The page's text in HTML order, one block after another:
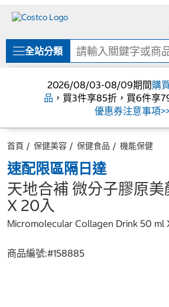
單
全站分類
2026/08/03-08/09期間購
品 ，買3件享85折，買6件享
優惠券注意事項
首頁 保健美容 保健食品 機能保健
速配限區隔日達
天地合補 微分子膠原
X 20入
Micromolecular Collagen Drink 50 ml
商品編號:#158885